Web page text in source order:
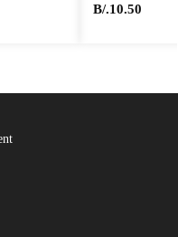
B/.10.50